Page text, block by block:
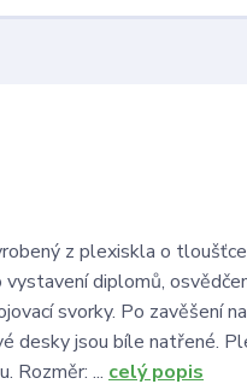
z plexiskla o
vystavení diplomů,
svorky. Po zavěšení
desky jsou bíle natřené.
Rozměr: ... celý popis